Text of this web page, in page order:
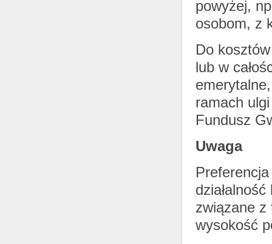
powyżej,
osobom, z
Do
lub w
ramach
Fundusz
Uwaga
związane z
wysokość